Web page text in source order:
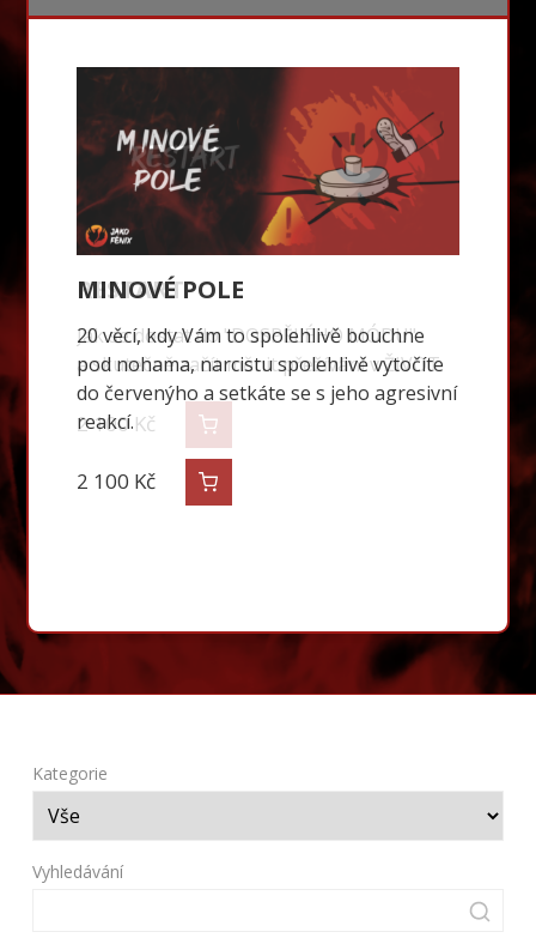
MANIPULUJE DĚTI PROTI MNĚ
Co se s tím dá udělat?
2 800Kč
MINOVÉ POLE
20 věcí, kdy Vám to spolehlivě bouchne
pod nohama, narcistu spolehlivě vytočíte
do červenýho a setkáte se s jeho agresivní
reakcí.
2 100 Kč
RESTART
Jak se dostat do "DOSPĚLÉHO MÓDU"
a skutečně začít měnit přežívání v ŽIVOT
2 100Kč
Kategorie
Vyhledávání